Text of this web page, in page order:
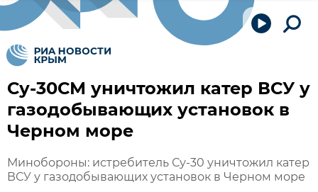
Су-30СМ уничтожил катер ВСУ у
газодобывающих установок в
Черном море
Минобороны: истребитель Су-30 уничтожил катер
ВСУ у газодобывающих установок в Черном море